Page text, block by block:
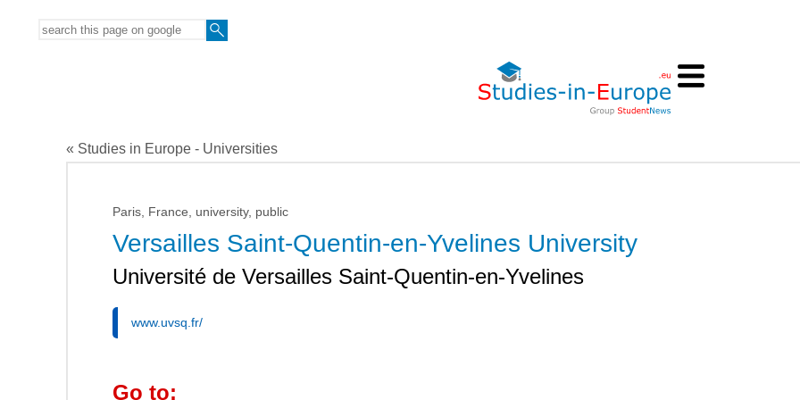
« Studies in Europe - Universities
Paris, France, university, public
Versailles Saint-Quentin-en-Yvelines University
Université de Versailles Saint-Quentin-en-Yvelines
www.uvsq.fr/
Go to: